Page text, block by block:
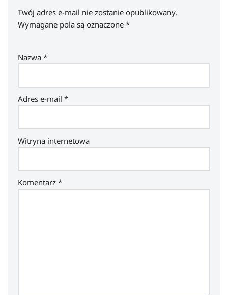
Twój adres e-mail nie zostanie opublikowany.
Wymagane pola są oznaczone *
Nazwa *
Adres e-mail *
Witryna internetowa
Komentarz *